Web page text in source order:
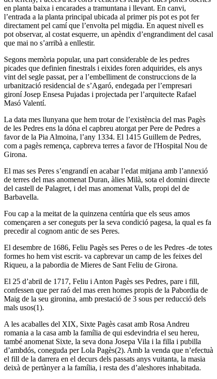
en planta baixa i encarades a tramuntana i llevant. En canvi,
l’entrada a la planta principal ubicada al primer pis pot es pot fer
directament pel camí­ que l’envolta pel migdia. En aquest nivell es
pot observar, al costat esquerre, un apèndix d’engrandiment del casal
que mai no s’arribà a enllestir.
Segons memòria popular, una part considerable de les pedres
picades que definien finestrals i eixides foren adquirides, els anys
vint del segle passat, per a l’embelliment de construccions de la
urbanització residencial de s’Agaró, endegada per l’empresari
gironí­ Josep Ensesa Pujadas i projectada per l’arquitecte Rafael
Masó Valentí­.
La data mes llunyana que hem trotar de l’existència del mas Pagès
de les Pedres ens la dóna el capbreu atorgat per Pere de Pedres a
favor de la Pia Almoina, l’any 1334. El 1415 Guillem de Pedres,
com a pagès remença, capbreva terres a favor de l'Hospital Nou de
Girona.
El mas ses Peres s’engrandí­ en acabar l’edat mitjana amb l’annexió
de terres del mas anomenat Duran, àlies Milà, sota el domini directe
del castell de Palagret, i del mas anomenat Valls, propi del de
Barbavella.
Fou cap a la meitat de la quinzena centúria que els seus amos
començaren a ser coneguts per la seva condició pagesa, la qual es fa
precedir al cognom antic de ses Peres.
El desembre de 1686, Feliu Pagès ses Peres o de les Pedres -de totes
formes ho hem vist escrit- va capbrevar un camp de les feixes del
Riqueu, a la pabordia de Mieres de Sant Feliu de Girona.
El 25 d’abril de 1717, Feliu i Anton Pagès ses Pedres, pare i fill,
confessen que per raó del mas eren homes propis de la Pabordia de
Maig de la seu gironina, amb prestació de 3 sous per reducció dels
mals usos(1).
A les acaballes del XIX, Sixte Pagès casat amb Rosa Andreu
romania a la casa amb la famí­lia de qui esdevindria el seu hereu,
també anomenat Sixte, la seva dona Josepa Vila i la filla i pubilla
d’ambdós, coneguda per Lola Pagès(2). Amb la venda que n’efectuà
el fill de la darrera en el decurs dels passats anys vuitanta, la masia
deixà de pertànyer a la famí­lia, i resta des d’aleshores inhabitada.